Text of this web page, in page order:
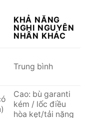
KHẢ NĂNG
NGHI NGUYÊN
NHÂN KHÁC
Trung bình
Cao: bù garanti
kém / lốc điều
hòa kẹt/tải nặng